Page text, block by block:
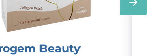
Beauty